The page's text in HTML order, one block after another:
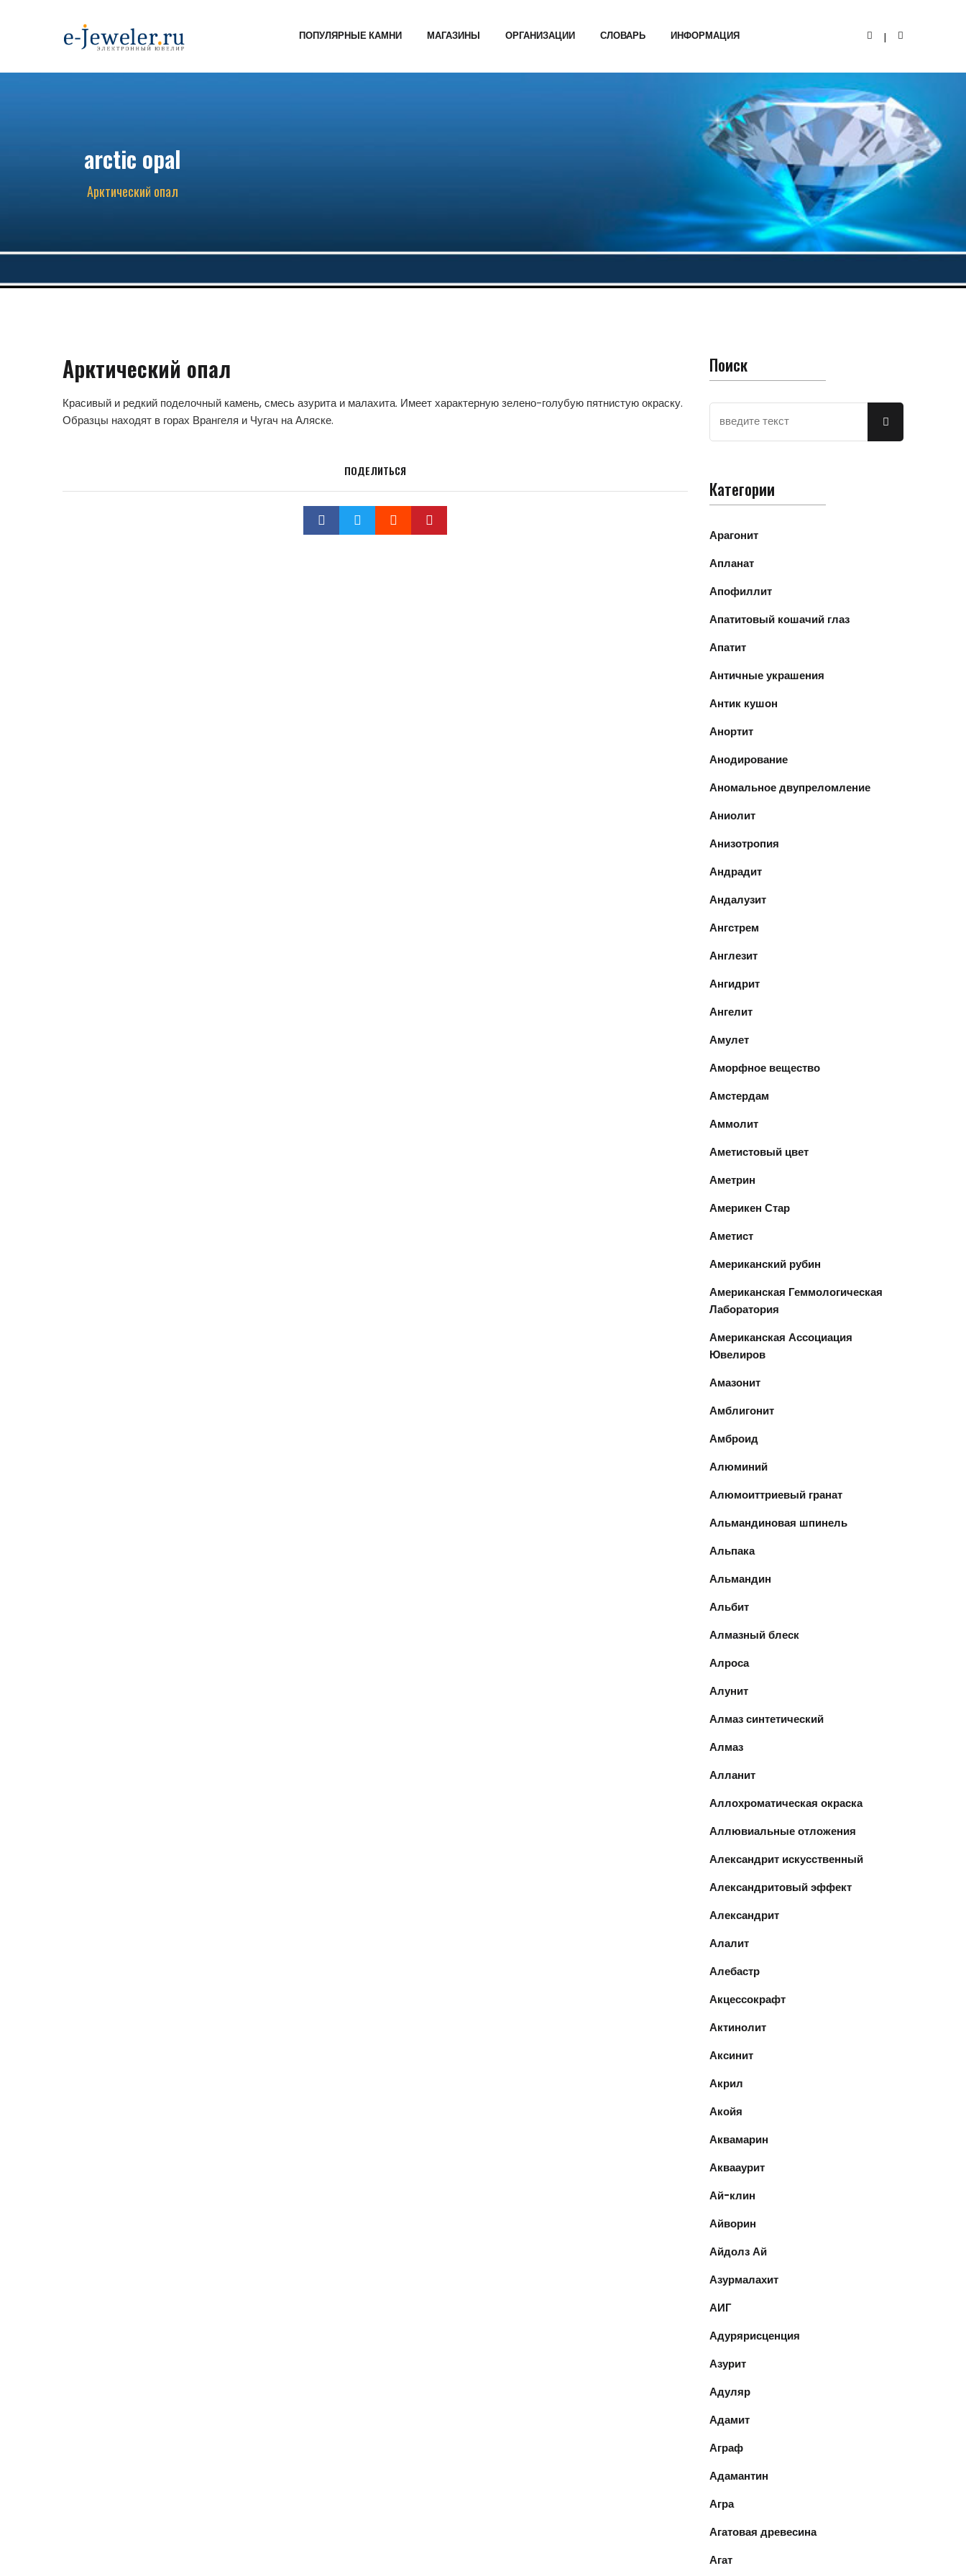
ПОПУЛЯРНЫЕ КАМНИ МАГАЗИНЫ ОРГАНИЗАЦИИ СЛОВАРЬ ИНФОРМАЦИЯ
arctic opal
Арктический опал
Арктический опал
Красивый и редкий поделочный камень, смесь азурита и малахита. Имеет характерную зелено-голубую пятнистую окраску.
Образцы находят в горах Врангеля и Чугач на Аляске.
ПОДЕЛИТЬСЯ
Поиск
Категории
Арагонит
Апланат
Апофиллит
Апатитовый кошачий глаз
Апатит
Античные украшения
Антик кушон
Анортит
Анодирование
Аномальное двупреломление
Аниолит
Анизотропия
Андрадит
Андалузит
Ангстрем
Англезит
Ангидрит
Ангелит
Амулет
Аморфное вещество
Амстердам
Аммолит
Аметистовый цвет
Аметрин
Америкен Стар
Аметист
Американский рубин
Американская Геммологическая
Лаборатория
Американская Ассоциация
Ювелиров
Амазонит
Амблигонит
Амброид
Алюминий
Алюмоиттриевый гранат
Альмандиновая шпинель
Альпака
Альмандин
Альбит
Алмазный блеск
Алроса
Алунит
Алмаз синтетический
Алмаз
Алланит
Аллохроматическая окраска
Аллювиальные отложения
Александрит искусственный
Александритовый эффект
Александрит
Алалит
Алебастр
Акцессокрафт
Актинолит
Аксинит
Акрил
Акойя
Аквамарин
Аквааурит
Ай-клин
Айворин
Айдолз Ай
Азурмалахит
АИГ
Адурярисценция
Азурит
Адуляр
Адамит
Аграф
Адамантин
Агра
Агатовая древесина
Агат